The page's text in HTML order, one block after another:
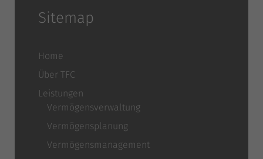
Sitemap
Home
Über TFC
Leistungen
Vermögensverwaltung
Vermögensplanung
Vermögensmanagement
Daten finden Sie in unserer
Hier finden Sie eine Übersicht über alle verwendeten Cookies. Sie
können Ihre Einwilligung zu ganzen Kategorien geben oder sich
weitere Informationen anzeigen lassen und so nur bestimmte Cookies
ALLE AKZEPTIEREN
Notwendig (4)